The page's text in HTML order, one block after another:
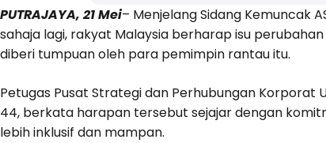
PUTRAJAYA, 21 Mei– Menjelang Sidang Kemuncak
sahaja lagi, rakyat Malaysia berharap isu
diberi tumpuan oleh para pemimpin rantau itu.
Petugas Pusat Strategi dan Perhubungan Korporat
44, berkata harapan tersebut sejajar dengan
lebih inklusif dan mampan.